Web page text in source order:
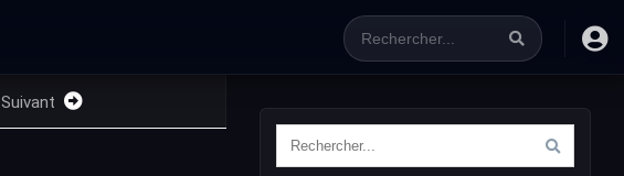
Suivant